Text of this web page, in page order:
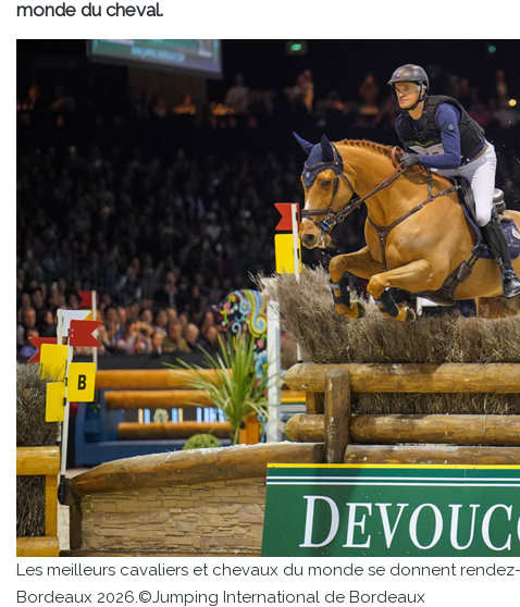
monde du cheval.
Les meilleurs cavaliers et chevaux du monde se donnent
Bordeaux 2026.©Jumping International de Bordeaux